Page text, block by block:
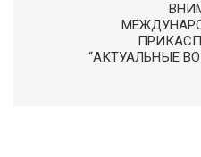
“АКТУАЛЬНЫЕ